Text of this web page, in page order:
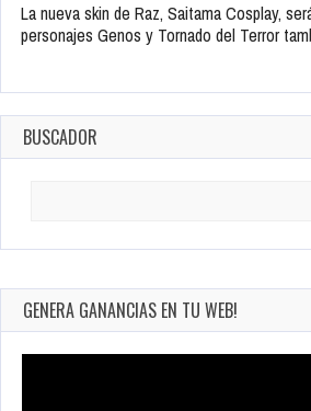
La nueva skin de Raz, Saitama Cosplay,
personajes Genos y Tornado del Terror
BUSCADOR
GENERA GANANCIAS EN TU WEB!